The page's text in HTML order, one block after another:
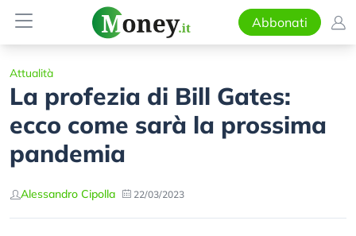
Abbonati
Attualità
La profezia di Bill Gates:
ecco come sarà la prossima
pandemia
Alessandro Cipolla 22/03/2023